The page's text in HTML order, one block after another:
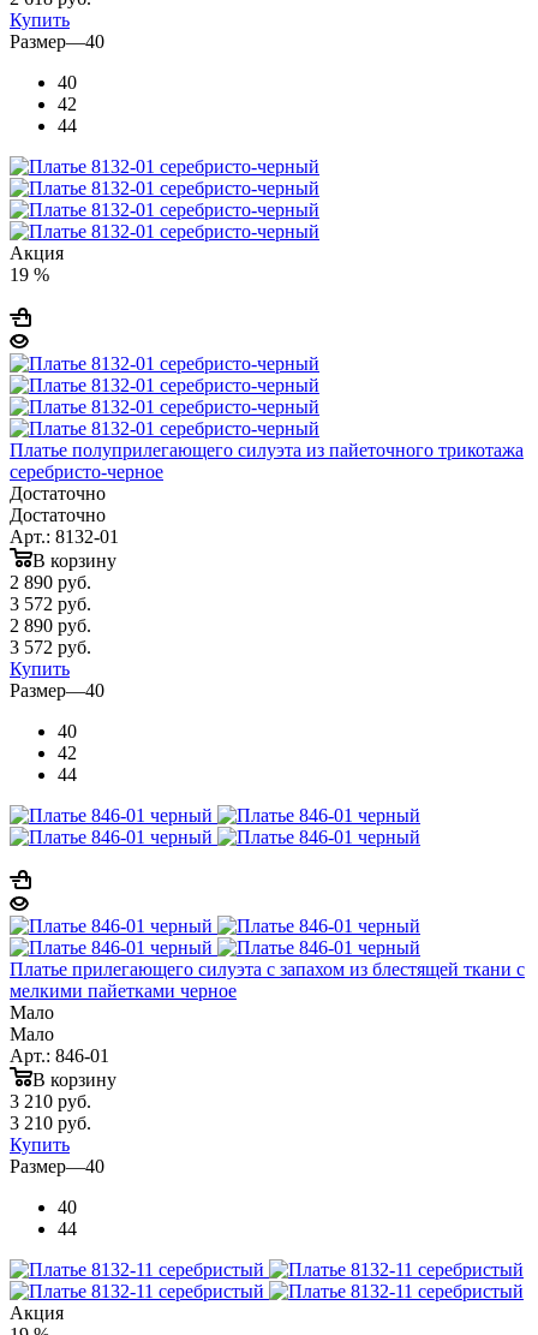
Купить
Размер—40
40
42
44
Акция
19 %
Платье полуприлегающего силуэта из пайеточного трикотажа
серебристо-черное
Достаточно
Достаточно
Арт.: 8132-01
В корзину
2 890 руб.
3 572 руб.
2 890 руб.
3 572 руб.
Купить
Размер—40
40
42
44
Платье прилегающего силуэта с запахом из блестящей ткани с
мелкими пайетками черное
Мало
Мало
Арт.: 846-01
В корзину
3 210 руб.
3 210 руб.
Купить
Размер—40
40
44
Акция